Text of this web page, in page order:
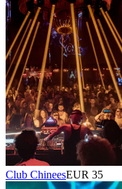
Club ChineesEUR 35